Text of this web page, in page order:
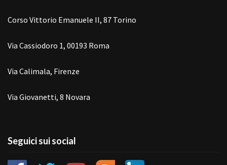
Corso Vittorio Emanuele II, 87 Torino
Via Cassiodoro 1, 00193 Roma
Via Calimala, Firenze
Via Giovanetti, 8 Novara
Seguici sui social